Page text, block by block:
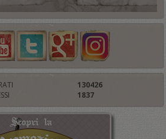
130426
1837